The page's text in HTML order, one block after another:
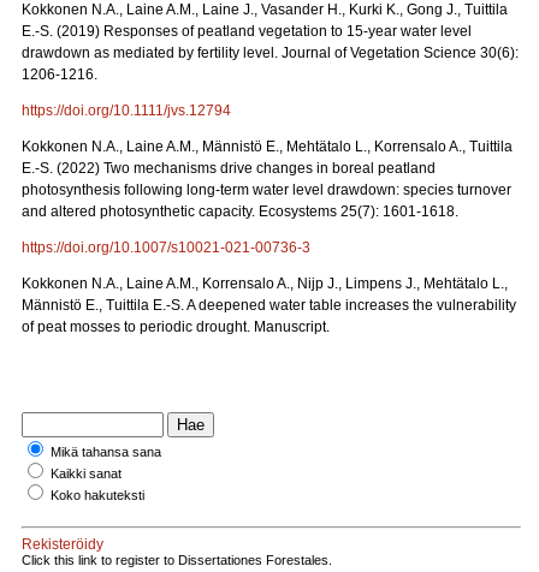
Kokkonen N.A., Laine A.M., Laine J., Vasander H., Kurki K., Gong J., Tuittila
E.-S. (2019) Responses of peatland vegetation to 15-year water level
drawdown as mediated by fertility level. Journal of Vegetation Science 30(6):
1206-1216.
https://doi.org/10.1111/jvs.12794
Kokkonen N.A., Laine A.M., Männistö E., Mehtätalo L., Korrensalo A., Tuittila
E.-S. (2022) Two mechanisms drive changes in boreal peatland
photosynthesis following long-term water level drawdown: species turnover
and altered photosynthetic capacity. Ecosystems 25(7): 1601-1618.
https://doi.org/10.1007/s10021-021-00736-3
Kokkonen N.A., Laine A.M., Korrensalo A., Nijp J., Limpens J., Mehtätalo L.,
Männistö E., Tuittila E.-S. A deepened water table increases the vulnerability
of peat mosses to periodic drought. Manuscript.
Mikä tahansa sana
Kaikki sanat
Koko hakuteksti
Rekisteröidy
Click this link to register to Dissertationes Forestales.